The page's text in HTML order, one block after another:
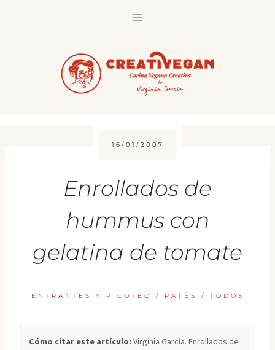
16/01/2007
Enrollados de
hummus con
gelatina de tomate
ENTRANTES Y PICOTEO / PATÉS / TODOS
Cómo citar este artículo: Virginia García. Enrollados de